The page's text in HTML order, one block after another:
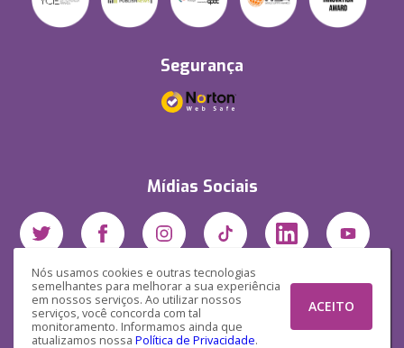
Nós usamos cookies e outras tecnologias
semelhantes para melhorar a sua experiência
em nossos serviços. Ao utilizar nossos
serviços, você concorda com tal
monitoramento. Informamos ainda que
atualizamos nossa Política de Privacidade.
ACEITO
Segurança
Mídias Sociais